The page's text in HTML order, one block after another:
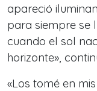
apareció
para siempre se
cuando el sol
horizonte»,
«Los tomé en